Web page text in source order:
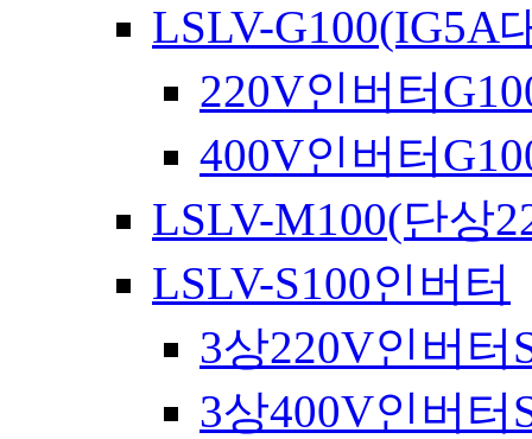
LSLV-G100(IG5A
220V인버터
400V인버터
LSLV-M100(단상
LSLV-S100인버터
3상220V인버터
3상400V인버터